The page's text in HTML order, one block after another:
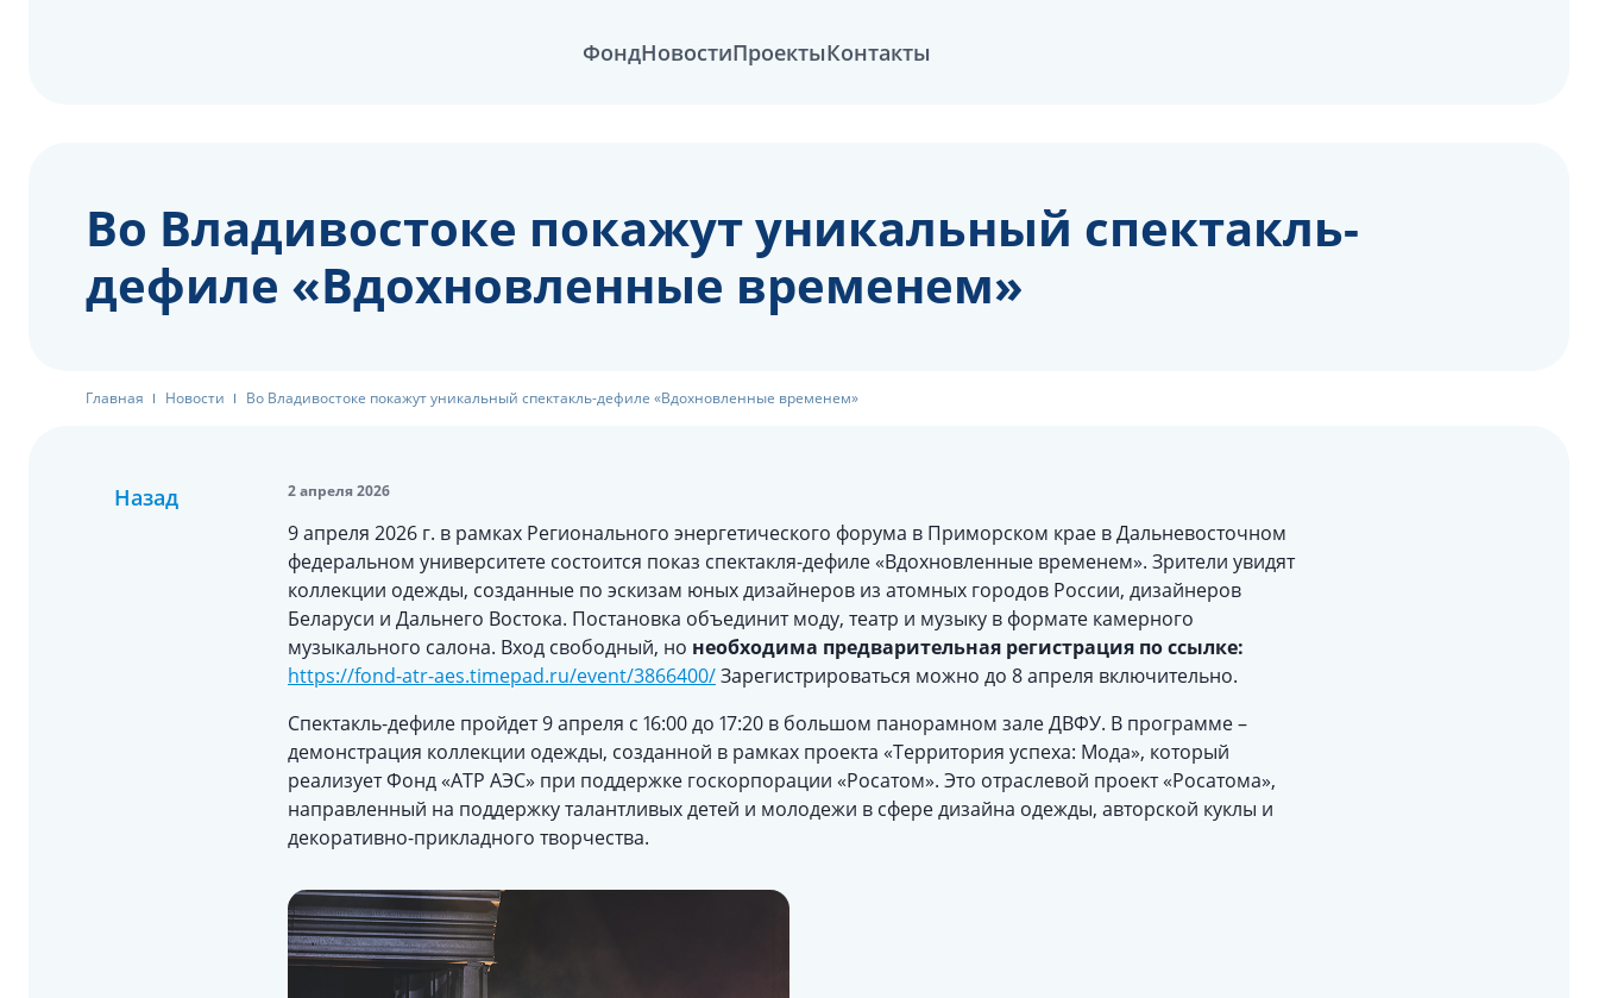
ФондНовостиПроектыКонтакты
Во Владивостоке покажут уникальный спектакль-
дефиле «Вдохновленные временем»
Главная Новости Во Владивостоке покажут уникальный спектакль-дефиле «Вдохновленные временем»
Назад 2 апреля 2026
9 апреля 2026 г. в рамках Регионального энергетического форума в Приморском крае в Дальневосточном
федеральном университете состоится показ спектакля-дефиле «Вдохновленные временем». Зрители увидят
коллекции одежды, созданные по эскизам юных дизайнеров из атомных городов России, дизайнеров
Беларуси и Дальнего Востока. Постановка объединит моду, театр и музыку в формате камерного
музыкального салона. Вход свободный, но необходима предварительная регистрация по ссылке:
https://fond-atr-aes.timepad.ru/event/3866400/Зарегистрироваться можно до 8 апреля включительно.
Спектакль-дефиле пройдет 9 апреля с 16:00 до 17:20 в большом панорамном зале ДВФУ. В программе –
демонстрация коллекции одежды, созданной в рамках проекта «Территория успеха: Мода», который
реализует Фонд «АТР АЭС» при поддержке госкорпорации «Росатом». Это отраслевой проект «Росатома»,
направленный на поддержку талантливых детей и молодежи в сфере дизайна одежды, авторской куклы и
декоративно-прикладного творчества.